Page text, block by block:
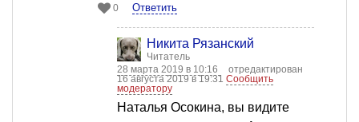
0 Ответить
Никита Рязанский
Читатель
28 марта 2019 в 10:16
отредактирован
16 августа 2019 в 19:31 Сообщить
модератору
Наталья Осокина, вы видите